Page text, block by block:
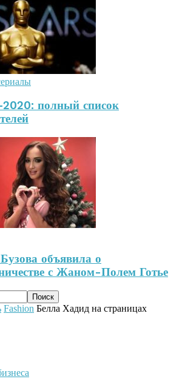
полный список
объявила о
с Жаном-Полем Готье
Fashion Белла Хадид на страницах